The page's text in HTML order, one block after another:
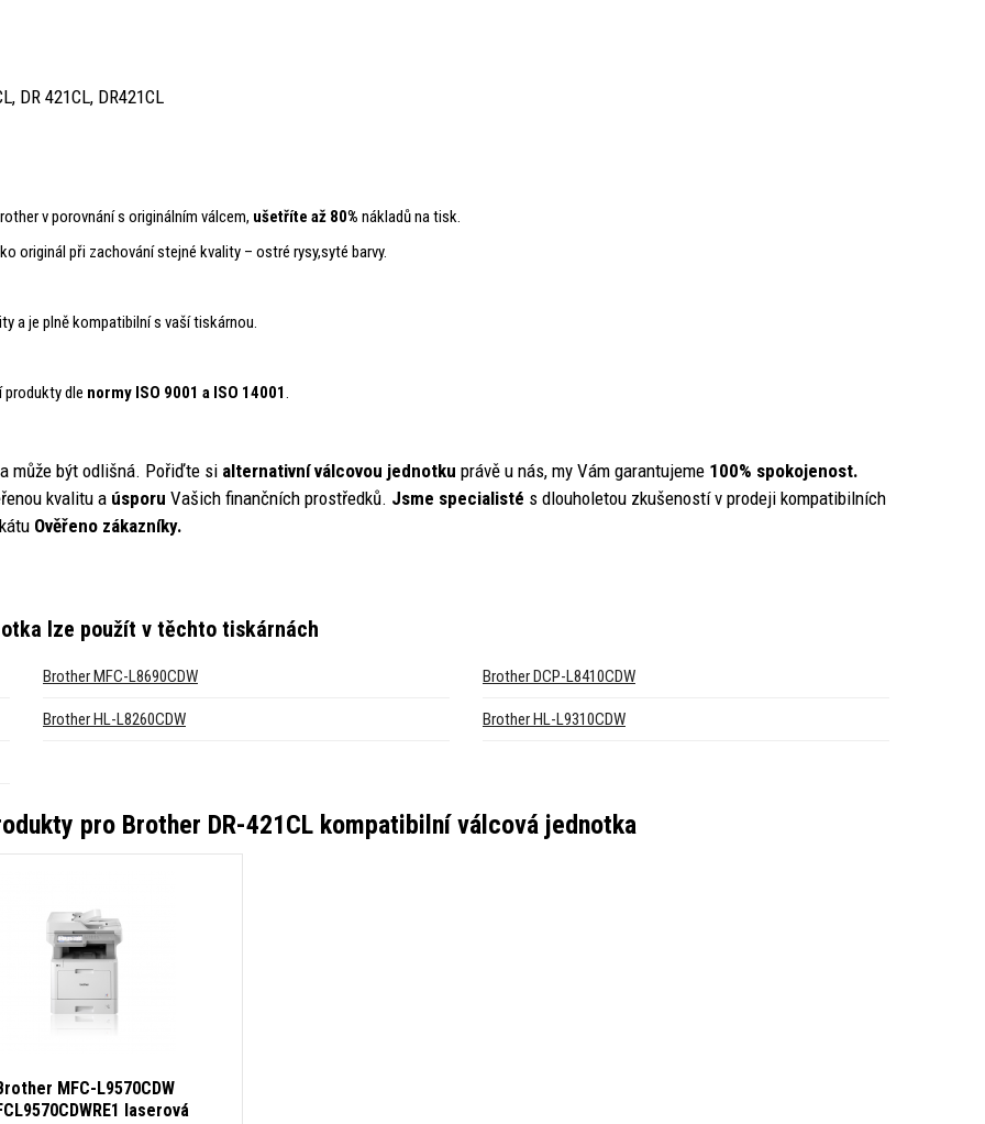
DR 421CL, DR421CL
v porovnání s originálním válcem, ušetříte až 80% nákladů na tisk.
originál při zachování stejné kvality – ostré rysy,syté barvy.
a je plně kompatibilní s vaší tiskárnou.
dle normy ISO 9001 a ISO 14001.
může být odlišná. Pořiďte si alternativní válcovou jednotku právě u nás, my Vám garantujeme 100% spokojenost.
kvalitu a úsporu Vašich finančních prostředků. Jsme specialisté s dlouholetou zkušeností v prodeji kompatibilních
Ověřeno zákazníky.
lze použít v těchto tiskárnách
Brother MFC-L8690CDW Brother DCP-L8410CDW
Brother HL-L8260CDW Brother HL-L9310CDW
pro Brother DR-421CL kompatibilní válcová jednotka
MFC-L9570CDW
laserová